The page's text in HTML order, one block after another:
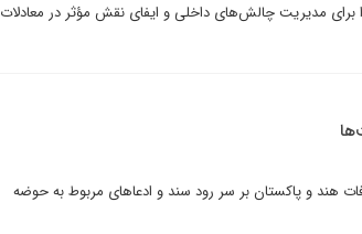
برای مدیریت چالش‌های داخلی و ایفای نقش مؤثر در معادلات
هند و پاکستان بر سر رود سند و ادعاهای مربوط به حوضه